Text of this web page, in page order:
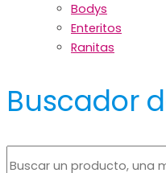
Bodys
Enteritos
Ranitas
Buscador